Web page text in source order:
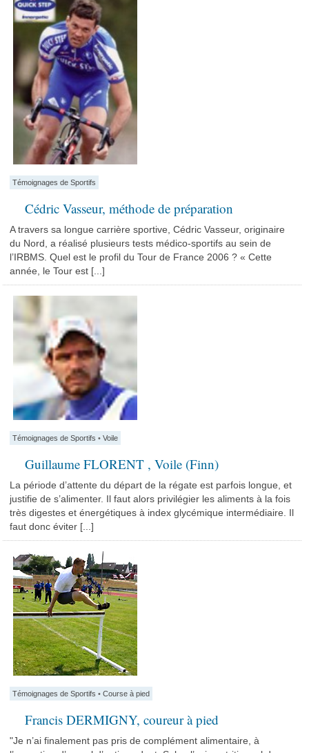
Témoignages de Sportifs
Cédric Vasseur, méthode de préparation
A travers sa longue carrière sportive, Cédric Vasseur, originaire
du Nord, a réalisé plusieurs tests médico-sportifs au sein de
l’IRBMS. Quel est le profil du Tour de France 2006 ? « Cette
année, le Tour est [...]
Témoignages de Sportifs •Voile
Guillaume FLORENT , Voile (Finn)
La période d’attente du départ de la régate est parfois longue, et
justifie de s’alimenter. Il faut alors privilégier les aliments à la fois
très digestes et énergétiques à index glycémique intermédiaire. Il
faut donc éviter [...]
Témoignages de Sportifs •Course à pied
Francis DERMIGNY, coureur à pied
"Je n’ai finalement pas pris de complément alimentaire, à